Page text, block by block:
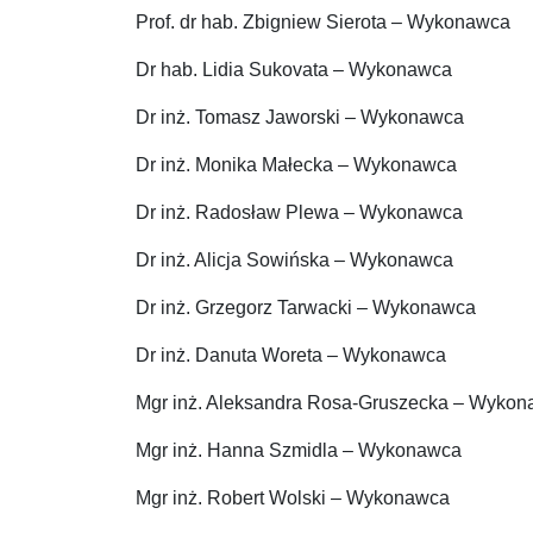
Prof. dr hab. Zbigniew Sierota – Wykonawca
Dr hab. Lidia Sukovata – Wykonawca
Dr inż. Tomasz Jaworski – Wykonawca
Dr inż. Monika Małecka – Wykonawca
Dr inż. Radosław Plewa – Wykonawca
Dr inż. Alicja Sowińska – Wykonawca
Dr inż. Grzegorz Tarwacki – Wykonawca
Dr inż. Danuta Woreta – Wykonawca
Mgr inż. Aleksandra Rosa-Gruszecka –
Mgr inż. Hanna Szmidla – Wykonawca
Mgr inż. Robert Wolski – Wykonawca